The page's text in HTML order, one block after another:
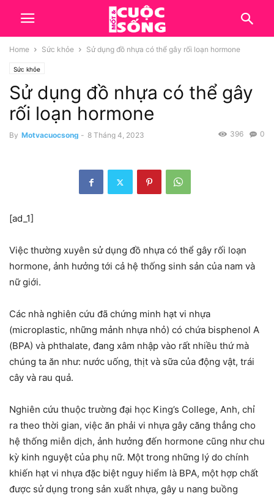
Home Sức khỏe Sử dụng đồ nhựa có thể gây rối loạn hormone
Sức khỏe
Sử dụng đồ nhựa có thể gây
rối loạn hormone
By Motvacuocsong - 8 Tháng 4, 2023 0
396
[ad_1]
Việc thường xuyên sử dụng đồ nhựa có thể gây rối loạn
hormone, ảnh hưởng tới cả hệ thống sinh sản của nam và
nữ giới.
Các nhà nghiên cứu đã chứng minh hạt vi nhựa
(microplastic, những mảnh nhựa nhỏ) có chứa bisphenol A
(BPA) và phthalate, đang xâm nhập vào rất nhiều thứ mà
chúng ta ăn như: nước uống, thịt và sữa của động vật, trái
cây và rau quả.
Nghiên cứu thuộc trường đại học King’s College, Anh, chỉ
ra theo thời gian, việc ăn phải vi nhựa gây căng thẳng cho
hệ thống miễn dịch, ảnh hưởng đến hormone cũng như chu
kỳ kinh nguyệt của phụ nữ. Một trong những lý do chính
khiến hạt vi nhựa đặc biệt nguy hiểm là BPA, một hợp chất
được sử dụng trong sản xuất nhựa, gây u nang buồng